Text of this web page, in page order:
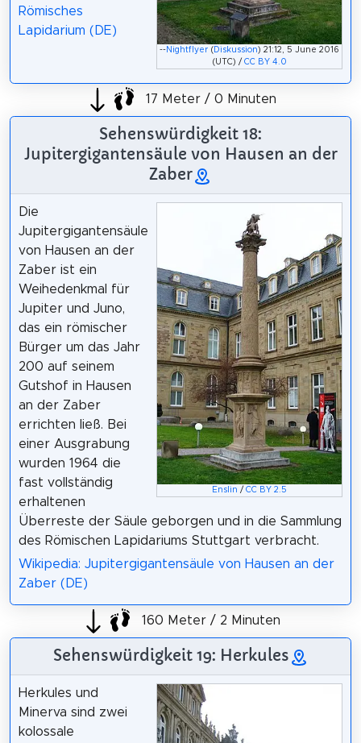
-- Nightflyer ( Diskussion ) 21:12, 5 June 2016
(UTC) /CC BY 4.0
Römisches
Lapidarium (DE)
17 Meter / 0 Minuten
Sehenswürdigkeit 18:
Jupitergigantensäule von Hausen an der
Zaber
Enslin /CC BY 2.5
Die
Jupitergigantensäule
von Hausen an der
Zaber ist ein
Weihedenkmal für
Jupiter und Juno,
das ein römischer
Bürger um das Jahr
200 auf seinem
Gutshof in Hausen
an der Zaber
errichten ließ. Bei
einer Ausgrabung
wurden 1964 die
fast vollständig
erhaltenen
Überreste der Säule geborgen und in die Sammlung
des Römischen Lapidariums Stuttgart verbracht.
Wikipedia: Jupitergigantensäule von Hausen an der
Zaber (DE)
160 Meter / 2 Minuten
Sehenswürdigkeit 19: Herkules
Herkules und
Minerva sind zwei
kolossale